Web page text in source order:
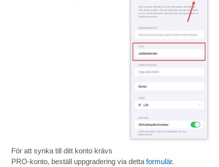
För att synka till ditt konto krävs
PRO-konto, beställ uppgradering via detta formulär.